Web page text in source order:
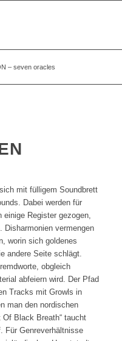
– seven oracles
mit fülligem Soundbrett
Dabei werden für
Register gezogen,
Disharmonien vermengen
worin sich goldenes
andere Seite schlägt.
obgleich
abfeiern wird. Der Pfad
Tracks mit Growls in
man den nordischen
Black Breath“ taucht
Für Genreverhältnisse